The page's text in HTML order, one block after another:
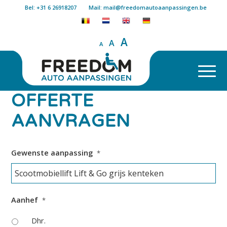
Bel: +31 6 26918207 Mail: mail@freedomautoaanpassingen.be
A A A
OFFERTE
AANVRAGEN
Gewenste aanpassing *
Aanhef *
Dhr.